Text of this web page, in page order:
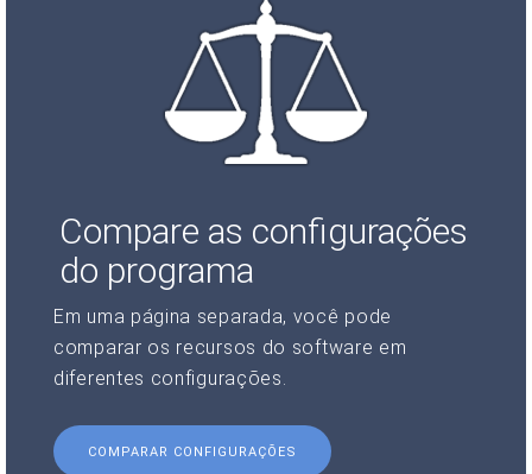
Compare as configurações
do programa
Em uma página separada, você pode
comparar os recursos do software em
diferentes configurações.
COMPARAR CONFIGURAÇÕES